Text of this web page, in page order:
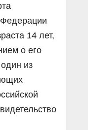
14 лет,
о его
из